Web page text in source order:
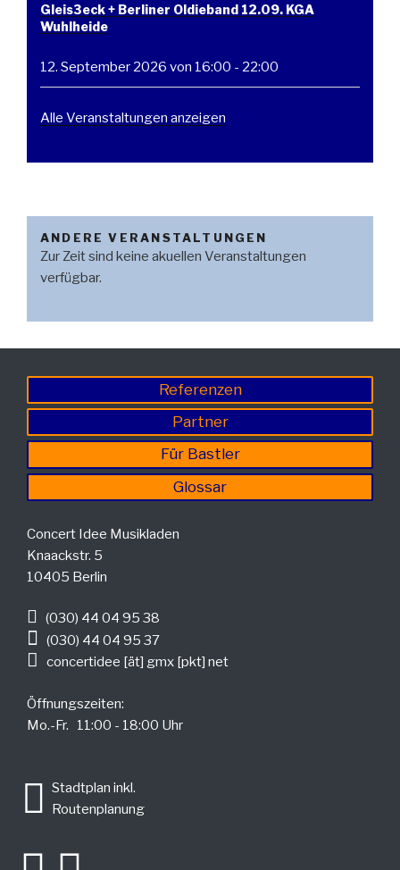
Gleis3eck + Berliner Oldieband 12.09. KGA
Wuhlheide
12. September 2026 von 16:00 - 22:00
Alle Veranstaltungen anzeigen
ANDERE VERANSTALTUNGEN
Zur Zeit sind keine akuellen Veranstaltungen
verfügbar.
Referenzen
Partner
Für Bastler
Glossar
Concert Idee Musikladen
Knaackstr. 5
10405 Berlin
(030) 44 04 95 38
(030) 44 04 95 37
concertidee [ät] gmx [pkt] net
Öffnungszeiten:
Mo.-Fr. 11:00 - 18:00 Uhr
Stadtplan inkl.
Routenplanung